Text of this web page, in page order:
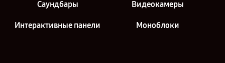
Саундбары Видеокамеры
Интерактивные панели Моноблоки